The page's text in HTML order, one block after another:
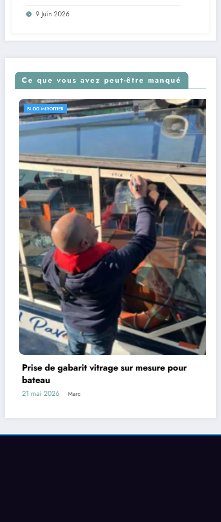
9 Juin 2026
Ce que vous avez peut-être manqué
pour
BLOG MIROITIER
Fabrication d’un miroir
en argent ou bronze
20 avril 2026 Marc